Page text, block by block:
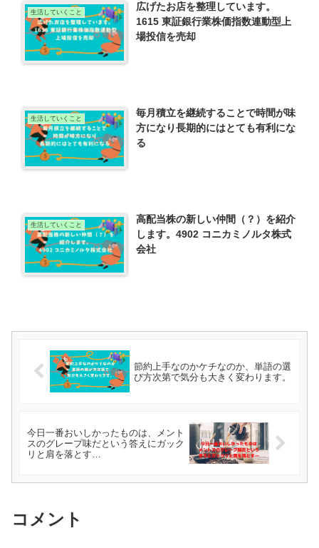
生活していくこと
広げたお店を整理しています。
1615 東証銀行業株価指数連動型上
場投信を売却
生活していくこと
毎月積立を継続することで時間が味
方になり長期的にはとても有利にな
る
生活していくこと
高配当株の新しい仲間（？）を紹介
します。4902 コニカミノルタ株式
会社
節約上手なのかケチなのか、単語の選
び方次第で気分も大きく変わります。
今日一番おいしかったものは、メント
スのグレープ味だという答えにガック
リと肩を落とす…
コメント